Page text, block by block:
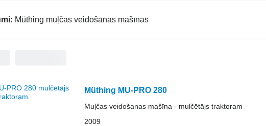
Müthing muļčas veidošanas mašīnas
Müthing MU-PRO 280
Muļčas veidošanas mašīna - mulčētājs traktoram
2009